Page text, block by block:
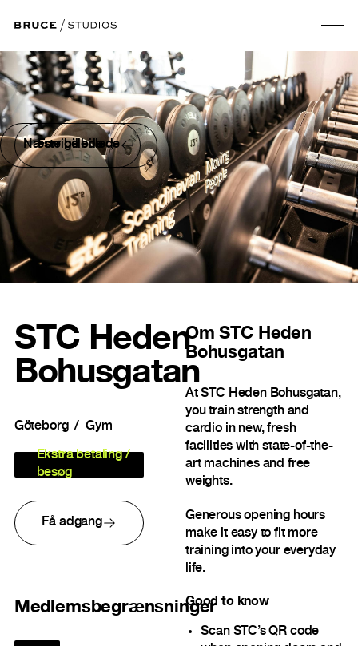
Forrige billede
Næste billede
STC Heden
Bohusgatan
Göteborg Gym
Ekstra betaling /
besøg
Få adgang
Medlemsbegrænsninger
OmSTC Heden
Bohusgatan
At STC Heden Bohusgatan,
you train strength and
cardio in new, fresh
facilities with state-of-the-
art machines and free
weights.
Generous opening hours
make it easy to fit more
training into your everyday
life.
Good to know
Scan STC’s QR code